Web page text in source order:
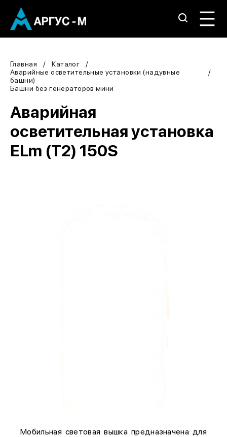
Главная
Каталог
Аварийные осветительные установки (надувные
башни)
Башни без генераторов мини
Аварийная
осветительная установка
ELm (T2) 150S
Мобильная световая вышка предназначена для